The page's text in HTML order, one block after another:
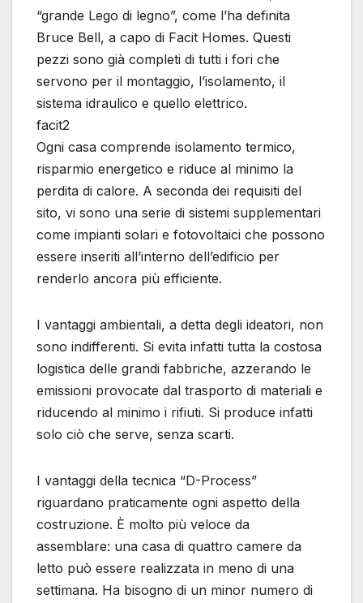
“grande Lego di legno”, come l’ha definita
Bruce Bell, a capo di Facit Homes. Questi
pezzi sono già completi di tutti i fori che
servono per il montaggio, l’isolamento, il
sistema idraulico e quello elettrico.
facit2
Ogni casa comprende isolamento termico,
risparmio energetico e riduce al minimo la
perdita di calore. A seconda dei requisiti del
sito, vi sono una serie di sistemi supplementari
come impianti solari e fotovoltaici che possono
essere inseriti all’interno dell’edificio per
renderlo ancora più efficiente.
I vantaggi ambientali, a detta degli ideatori, non
sono indifferenti. Si evita infatti tutta la costosa
logistica delle grandi fabbriche, azzerando le
emissioni provocate dal trasporto di materiali e
riducendo al minimo i rifiuti. Si produce infatti
solo ciò che serve, senza scarti.
I vantaggi della tecnica “D-Process”
riguardano praticamente ogni aspetto della
costruzione. È molto più veloce da
assemblare: una casa di quattro camere da
letto può essere realizzata in meno di una
settimana. Ha bisogno di un minor numero di